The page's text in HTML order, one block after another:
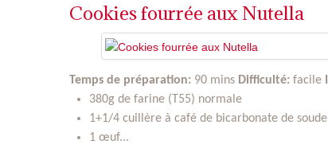
Cookies fourrée aux Nutella
Temps de préparation: 90 mins Difficulté: facile
380g de farine (T55) normale
1+1/4 cuillère à café de bicarbonate de soude ­
1 œuf...